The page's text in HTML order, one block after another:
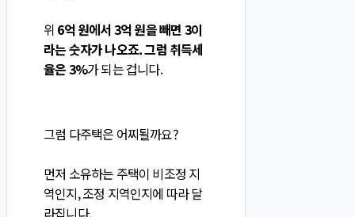
위 6억 원에서 3억 원을 빼면 3이
라는 숫자가 나오죠. 그럼 취득세
율은 3%가 되는 겁니다.
그럼 다주택은 어찌될까요?
먼저 소유하는 주택이 비조정 지
역인지, 조정 지역인지에 따라 달
라집니다.